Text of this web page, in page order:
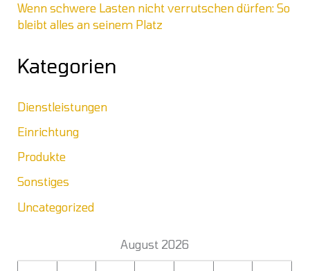
Wenn schwere Lasten nicht verrutschen dürfen: So
bleibt alles an seinem Platz
Kategorien
Dienstleistungen
Einrichtung
Produkte
Sonstiges
Uncategorized
August 2026